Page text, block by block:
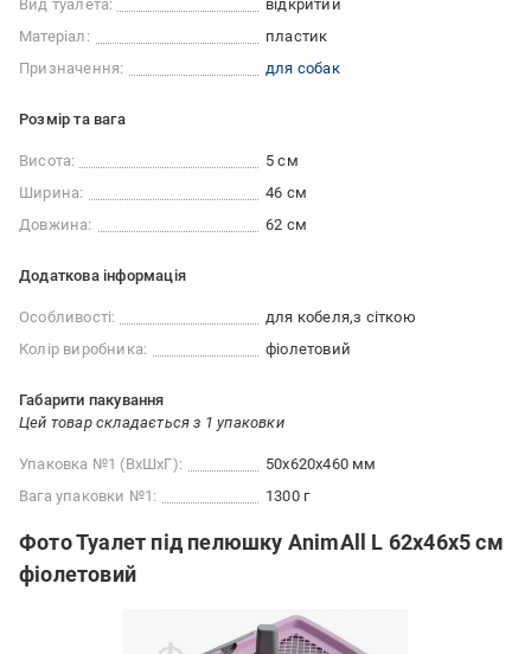
Вид туалета:
відкритий
Матеріал:
пластик
Призначення:
для собак
Розмір та вага
Висота:
5 см
Ширина:
46 см
Довжина:
62 см
Додаткова інформація
Особливості: для кобеля з сіткою
Колір виробника:
фіолетовий
Габарити пакування
Цей товар складається з 1 упаковки
Упаковка №1 (ВхШхГ):
50x620x460 мм
Вага упаковки №1:
1300 г
Фото Туалет під пелюшку AnimAll L 62х46х5 cм
фіолетовий